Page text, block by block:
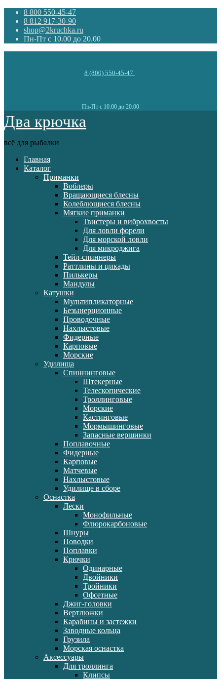
8 800 550-45-47
8 812 917-30-90
shop@2kruchka.ru
Пн-Пт с 10.00 до 20.00
8 (800) 550-45-47
Пн-Пт с 10.00 до 20.00
Два крючка
всё для рыбалки
Главная
Каталог
Приманки
Воблеры
Вращающиеся блесны
Колеблющиеся блесны
Мягкие приманки
Твистеры и виброхвосты
Для ловли форели
Для морской ловли
Для микроджига
Тейл-спиннеры
Раттлины и цикады
Пилькеры
Мандулы
Катушки
Мультипликаторные
Безынерционные
Проводочные
Нахлыстовые
Фидерные
Карповые
Морские
Удилища
Спиннинговые
Штекерные
Телескопические
Троллинговые
Морские
Кастинговые
Мормышинговые
Запасные вершинки
Поплавочные
Фидерные
Карповые
Матчевые
Нахлыстовые
Удилище в сборе
Оснастка
Лески
Монофильные
Флюрокарбоновые
Шнуры
Поводки
Поплавки
Крючки
Одинарные
Двойники
Тройники
Офсетные
Джиг-головки
Вертлюжки
Карабины и застежки
Заводные кольца
Грузила
Морская оснастка
Аксессуары
Для троллинга
Клипсы